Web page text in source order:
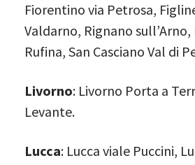
Fiorentino via Petrosa,
Valdarno, Rignano
Rufina, San Casciano Val di
Livorno: Livorno Porta a
Levante.
Lucca: Lucca viale Puccini,